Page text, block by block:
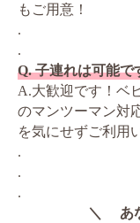
もご用意！
.
.
Q. 子連れは可能で
A.大歓迎です！ベ
のマンツーマン対
を気にせずご利用
.
.
.
＼ あ